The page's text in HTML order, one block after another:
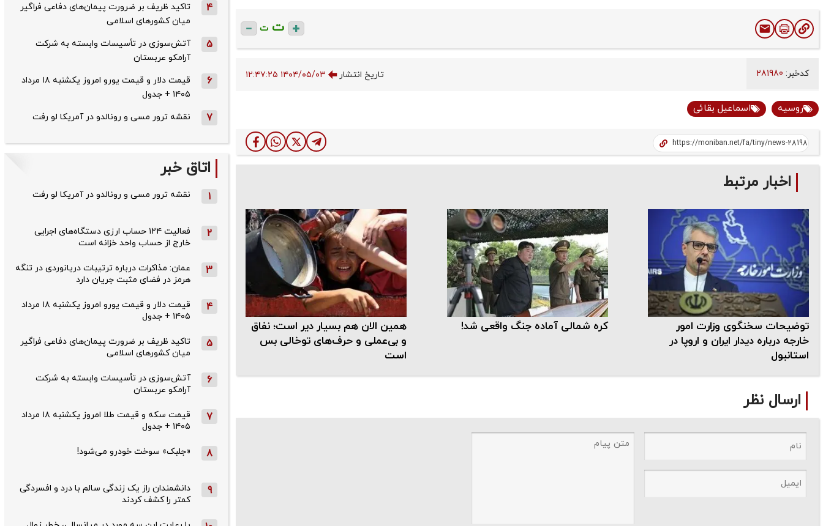
ت ت
کدخبر: تاریخ انتشار ۱۴۰۴/۰۵/۰۳ ۱۲:۴۷:۲۵
روسیه اسماعیل بقائی
اخبار مرتبط
توضیحات سخنگوی وزارت امور
خارجه درباره دیدار ایران و اروپا در
استانبول
کره شمالی آماده جنگ واقعی شد!
همین الان هم بسیار دیر است؛ نفاق
و بی‌عملی و حرف‌های توخالی بس
است
ارسال نظر
4
تاکید ظریف بر ضرورت پیمان‌های دفاعی فراگیر
میان کشورهای اسلامی
5
آتش‌سوزی در تأسیسات وابسته به شرکت
آرامکو عربستان
6
قیمت دلار و قیمت یورو امروز یکشنبه ۱۸ مرداد
۱۴۰۵ + جدول
7 نقشه ترور مسی و رونالدو در آمریکا لو رفت
اتاق خبر
1 نقشه ترور مسی و رونالدو در آمریکا لو رفت
2
فعالیت ۱۲۴ حساب ارزی دستگاه‌های اجرایی
خارج از حساب واحد خزانه است
3
عمان: مذاکرات درباره ترتیبات دریانوردی در تنگه
هرمز در فضای مثبت جریان دارد
4
قیمت دلار و قیمت یورو امروز یکشنبه ۱۸ مرداد
۱۴۰۵ + جدول
5
تاکید ظریف بر ضرورت پیمان‌های دفاعی فراگیر
میان کشورهای اسلامی
6
آتش‌سوزی در تأسیسات وابسته به شرکت
آرامکو عربستان
7
قیمت سکه و قیمت طلا امروز یکشنبه ۱۸ مرداد
۱۴۰۵ + جدول
8 «جلبک» سوخت خودرو می‌شود!
9
دانشمندان راز یک زندگی سالم با درد و افسردگی
کمتر را کشف کردند